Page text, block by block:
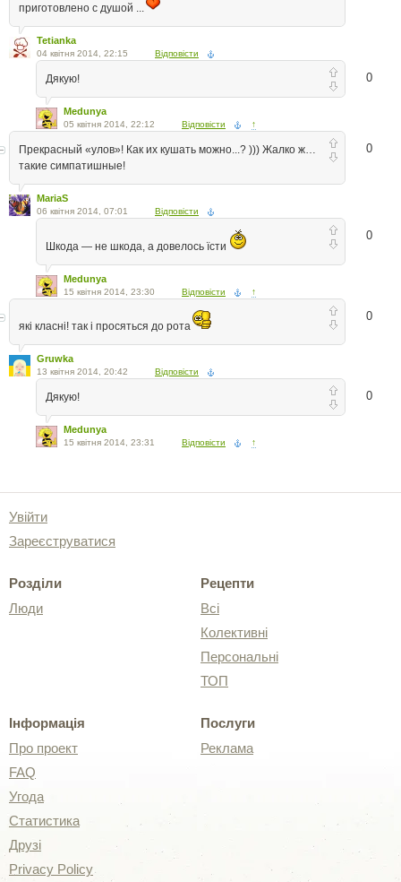
приготовлено с душой ...
Tetianka
04 квітня 2014, 22:15 Відповісти
0
Дякую!
Medunya
05 квітня 2014, 22:12 Відповісти ↑
0
Прекрасный «улов»! Как их кушать можно...? ))) Жалко ж…
такие симпатишные!
MariaS
06 квітня 2014, 07:01 Відповісти
0
Шкода — не шкода, а довелось їсти
Medunya
15 квітня 2014, 23:30 Відповісти ↑
0
які класні! так і просяться до рота
Gruwka
13 квітня 2014, 20:42 Відповісти
0
Дякую!
Medunya
15 квітня 2014, 23:31 Відповісти ↑
Увійти
Зареєструватися
Розділи
Люди
Рецепти
Всі
Колективні
Персональні
ТОП
Інформація
Про проект
FAQ
Угода
Статистика
Друзі
Privacy Policy
Послуги
Реклама